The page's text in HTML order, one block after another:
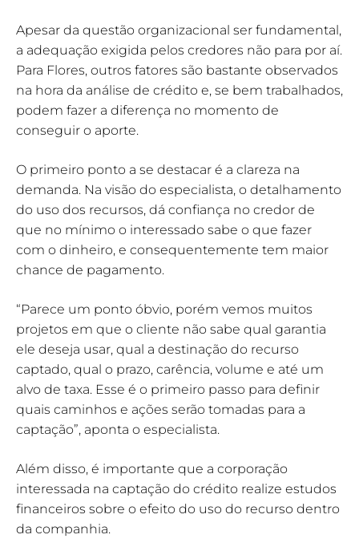
Apesar da questão organizacional ser fundamental,
a adequação exigida pelos credores não para por aí.
Para Flores, outros fatores são bastante observados
na hora da análise de crédito e, se bem trabalhados,
podem fazer a diferença no momento de
conseguir o aporte.
O primeiro ponto a se destacar é a clareza na
demanda. Na visão do especialista, o detalhamento
do uso dos recursos, dá confiança no credor de
que no mínimo o interessado sabe o que fazer
com o dinheiro, e consequentemente tem maior
chance de pagamento.
“Parece um ponto óbvio, porém vemos muitos
projetos em que o cliente não sabe qual garantia
ele deseja usar, qual a destinação do recurso
captado, qual o prazo, carência, volume e até um
alvo de taxa. Esse é o primeiro passo para definir
quais caminhos e ações serão tomadas para a
captação”, aponta o especialista.
Além disso, é importante que a corporação
interessada na captação do crédito realize estudos
financeiros sobre o efeito do uso do recurso dentro
da companhia.